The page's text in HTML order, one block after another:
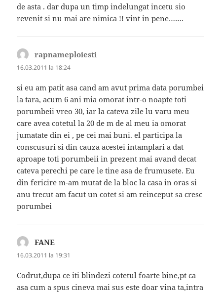
de asta . dar dupa un timp indelungat incetu sio
revenit si nu mai are nimica !! vint in pene…….
rapnameploiesti
16.03.2011 la 18:24
si eu am patit asa cand am avut prima data porumbei
la tara, acum 6 ani mia omorat intr-o noapte toti
porumbeii vreo 30, iar la cateva zile lu varu meu
care avea cotetul la 20 de m de al meu ia omorat
jumatate din ei , pe cei mai buni. el participa la
conscusuri si din cauza acestei intamplari a dat
aproape toti porumbeii in prezent mai avand decat
cateva perechi pe care le tine asa de frumusete. Eu
din fericire m-am mutat de la bloc la casa in oras si
anu trecut am facut un cotet si am reinceput sa cresc
porumbei
FANE
16.03.2011 la 19:31
Codrut,dupa ce iti blindezi cotetul foarte bine,pt ca
asa cum a spus cineva mai sus este doar vina ta,intra